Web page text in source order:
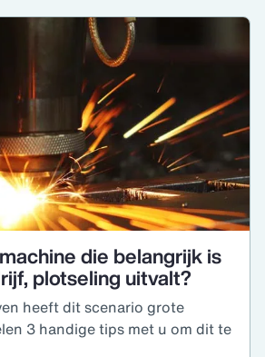
die belangrijk is
plotseling uitvalt?
heeft dit scenario grote
3 handige tips met u om dit te